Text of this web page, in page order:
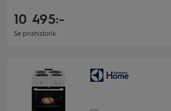
10 495:-
Se prishistorik